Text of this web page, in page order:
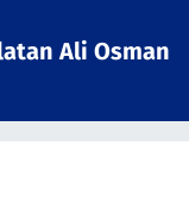
Ali Osman